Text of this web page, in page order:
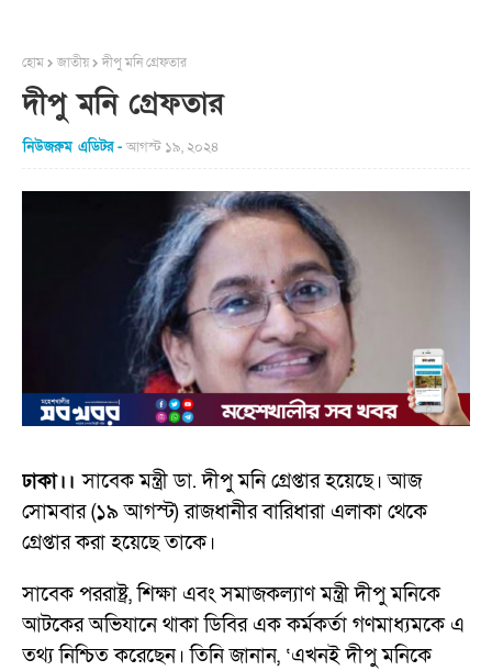
হোম জাতীয় দীপু মনি গ্রেফতার
দীপু মনি গ্রেফতার
নিউজরুম এডিটর আগস্ট ১৯, ২০২৪
ঢাকা।।সাবেক মন্ত্রী ডা. দীপু মনি গ্রেপ্তার হয়েছে। আজ
সোমবার (১৯ আগস্ট) রাজধানীর বারিধারা এলাকা থেকে
গ্রেপ্তার করা হয়েছে তাকে।
সাবেক পররাষ্ট্র, শিক্ষা এবং সমাজকল্যাণ মন্ত্রী দীপু মনিকে
আটকের অভিযানে থাকা ডিবির এক কর্মকর্তা গণমাধ্যমকে এ
তথ্য নিশ্চিত করেছেন। তিনি জানান, ‘এখনই দীপু মনিকে